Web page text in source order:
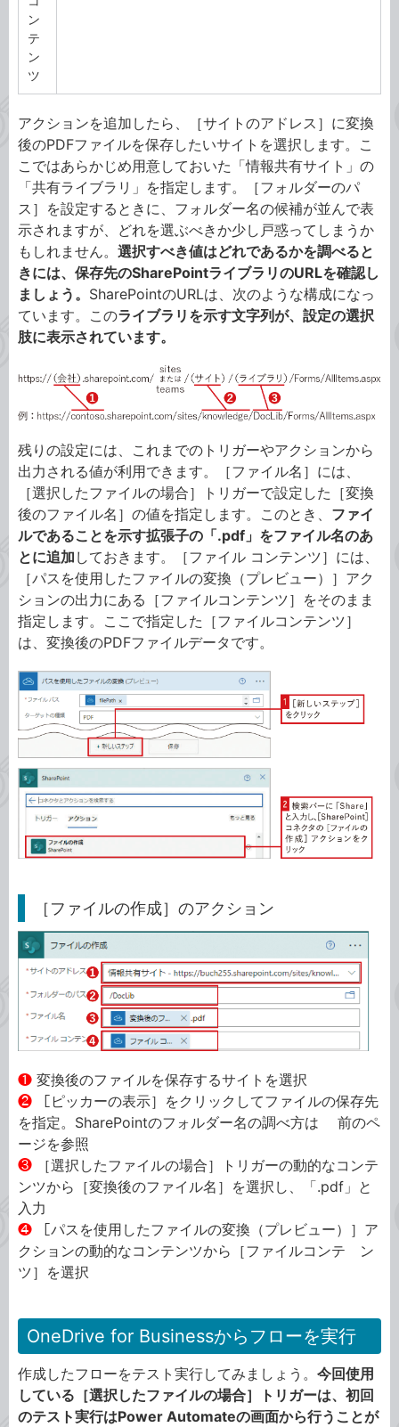
ン
テ
ン
ツ
アクションを追加したら、［サイトのアドレス］に変換
後のPDFファイルを保存したいサイトを選択します。こ
こではあらかじめ用意しておいた「情報共有サイト」の
「共有ライブラリ」を指定します。［フォルダーのパ
ス］を設定するときに、フォルダー名の候補が並んで表
示されますが、どれを選ぶべきか少し戸惑ってしまうか
もしれません。 選択すべき値はどれであるかを調べると
きには、保存先のSharePointライブラリのURLを確認し
ましょう。 SharePointのURLは、次のような構成になっ
ています。このライブラリを示す文字列が、設定の選択
肢に表示されています。
残りの設定には、これまでのトリガーやアクションから
出力される値が利用できます。［ファイル名］には、
［選択したファイルの場合］トリガーで設定した［変換
後のファイル名］の値を指定します。このとき、 ファイ
ルであることを示す拡張子の「.pdf」をファイル名のあ
とに追加 しておきます。［ファイル コンテンツ］には、
［パスを使用したファイルの変換（プレビュー）］アク
ションの出力にある［ファイルコンテンツ］をそのまま
指定します。ここで指定した［ファイルコンテンツ］
は、変換後のPDFファイルデータです。
［ファイルの作成］のアクション
❶ 変換後のファイルを保存するサイトを選択
❷ ［ピッカーの表示］をクリックしてファイルの保存先
を指定。SharePointのフォルダー名の調べ方は 前のペ
ージを参照
❸ ［選択したファイルの場合］トリガーの動的なコンテ
ンツから［変換後のファイル名］を選択し、「.pdf」と
入力
❹ ［パスを使用したファイルの変換（プレビュー）］ア
クションの動的なコンテンツから［ファイルコンテ ン
ツ］を選択
OneDrive for Businessからフローを実行
作成したフローをテスト実行してみましょう。 今回使用
している［選択したファイルの場合］トリガーは、初回
のテスト実行はPower Automateの画面から行うことが